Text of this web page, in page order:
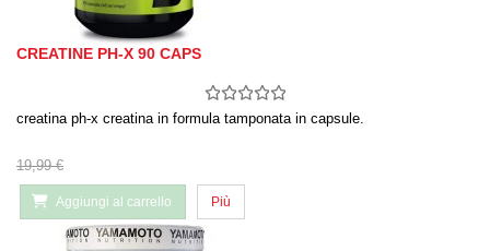
CREATINE PH-X 90 CAPS
creatina ph-x creatina in formula tamponata in capsule.
19,99 €
Aggiungi al carrello Più